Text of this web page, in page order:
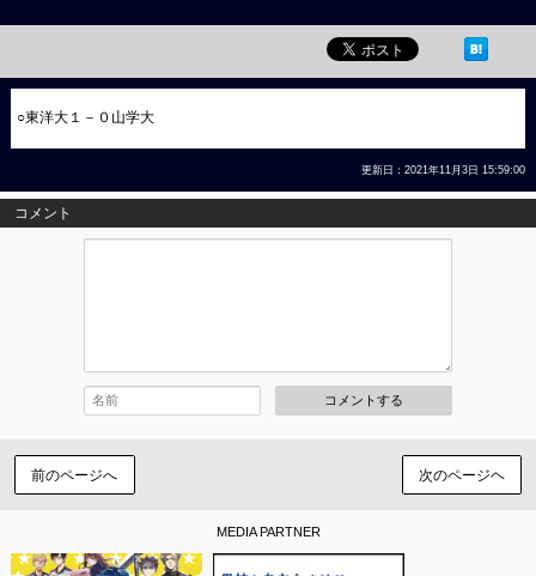
○東洋大１－０山学大
更新日：2021年11月3日 15:59:00
コメント
コメントする
前のページへ 次のページヘ
MEDIA PARTNER